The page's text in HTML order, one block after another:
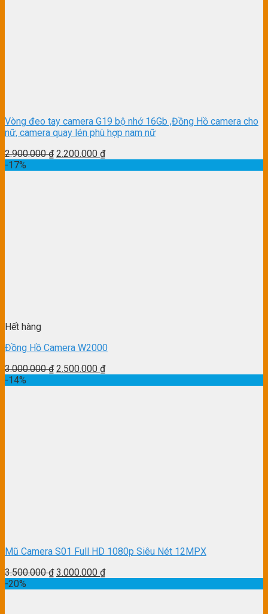
Vòng đeo tay camera G19 bộ nhớ 16Gb ,Đồng Hồ camera cho
nữ, camera quay lén phù hợp nam nữ
2.900.000₫ 2.200.000 ₫
-17%
Hết hàng
Đồng Hồ Camera W2000
3.000.000₫ 2.500.000 ₫
-14%
Mũ Camera S01 Full HD 1080p Siêu Nét 12MPX
3.500.000₫ 3.000.000 ₫
-20%